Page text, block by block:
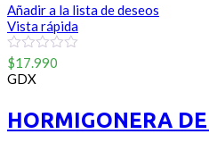
Añadir a la lista de deseos
Vista rápida
0
out
of
$17.990
GDX
HORMIGONERA